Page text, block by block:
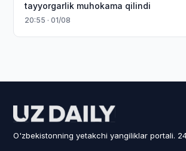
tayyorgarlik muhokama qilindi
20:55 · 01/08
O'zbekistonning yetakchi yangiliklar portali.